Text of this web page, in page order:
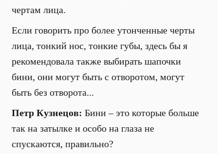
чертам лица.
Если говорить про более утонченные черты
лица, тонкий нос, тонкие губы, здесь бы я
рекомендовала также выбирать шапочки
бини, они могут быть с отворотом, могут
быть без отворота...
Петр Кузнецов: Бини – это которые больше
так на затылке и особо на глаза не
спускаются, правильно?